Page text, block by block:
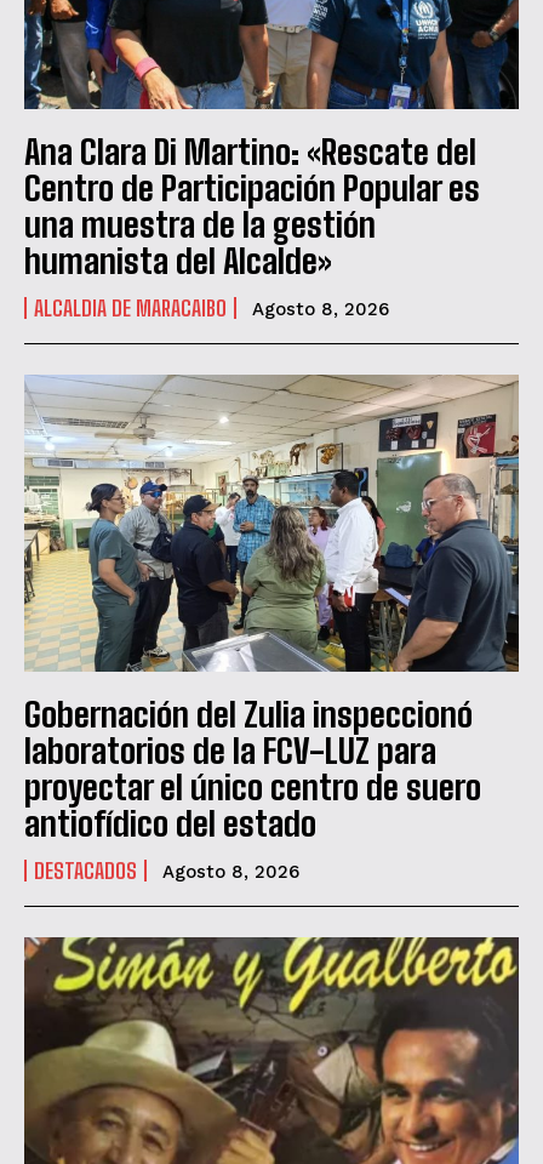
Ana Clara Di Martino: «Rescate del
Centro de Participación Popular es
una muestra de la gestión
humanista del Alcalde»
ALCALDIA DE MARACAIBO Agosto 8, 2026
Gobernación del Zulia inspeccionó
laboratorios de la FCV-LUZ para
proyectar el único centro de suero
antiofídico del estado
DESTACADOS Agosto 8, 2026